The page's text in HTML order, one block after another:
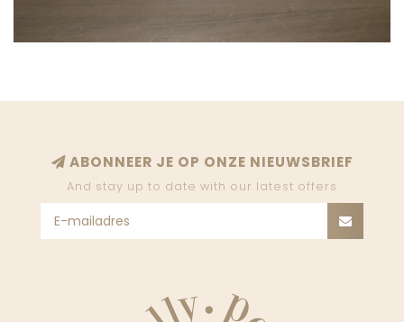
ABONNEER JE OP ONZE NIEUWSBRIEF
And stay up to date with our latest offers